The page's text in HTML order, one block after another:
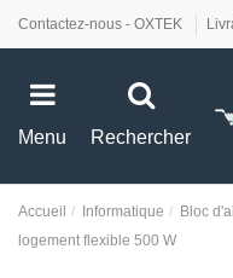
Contactez-nous - OXTEK
Menu Rechercher
Accueil Informatique
Bloc
logement flexible 500 W